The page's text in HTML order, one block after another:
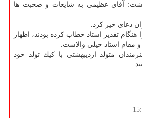
آقای عظیمی به شایعات و صحبت ها
دعای خیر كرد.
هنگام تقدیر استاد خطاب كرده بودند، اظهار
مقام استاد خیلی والاست.
متولد اردیبهشتی با كیك تولد خود